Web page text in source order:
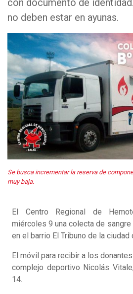
con documento de
no deben estar en ayunas.
Se busca incrementar la reserva de
muy baja.
El Centro Regional de
miércoles 9 una colecta de
en el barrio El Tribuno de la ciudad
El móvil para recibir a los
complejo deportivo Nicolás
14.